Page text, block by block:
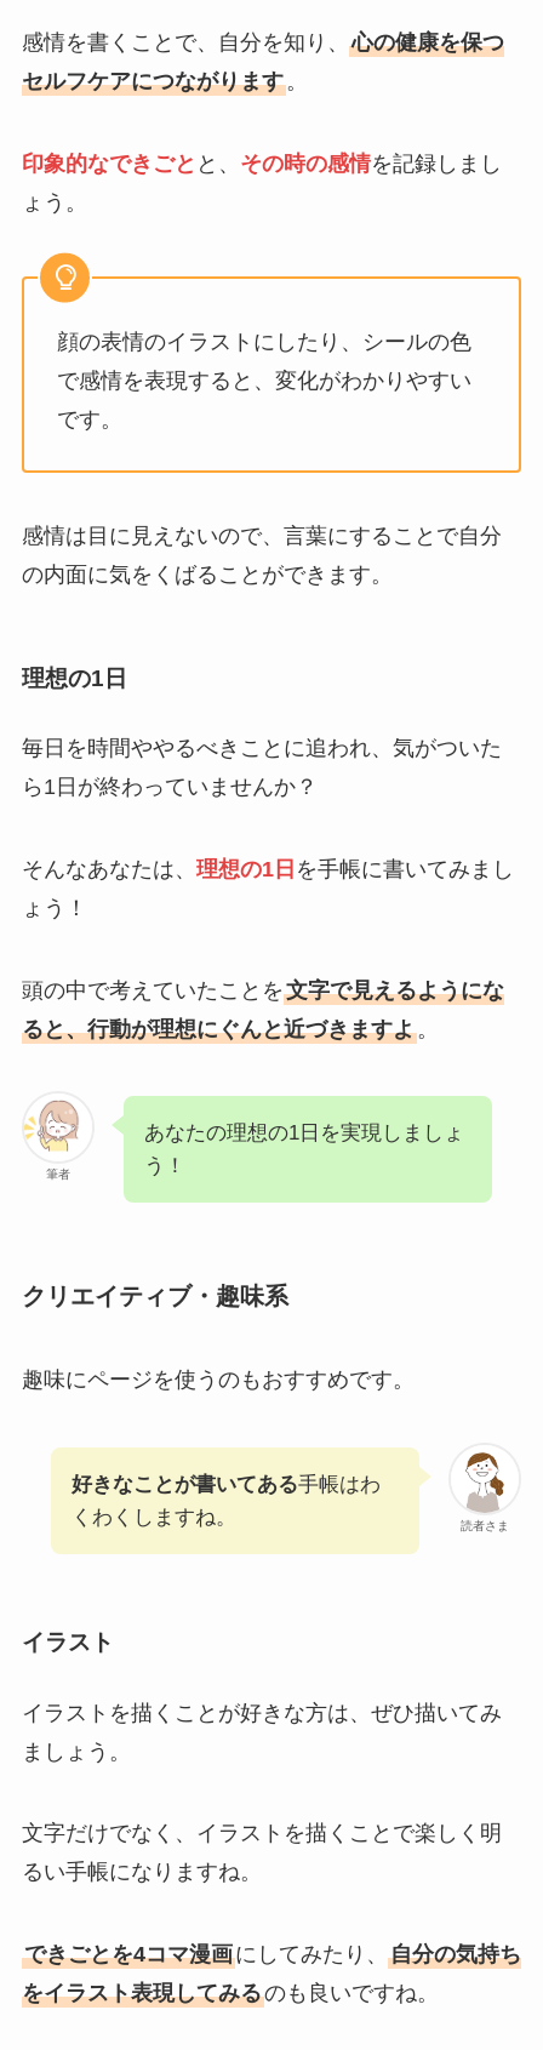
感情を書くことで、自分を知り、 心の健康を保つ
セルフケアにつながります。
印象的なできごと と、 その時の感情を記録しまし
ょう。
顔の表情のイラストにしたり、シールの色
で感情を表現すると、変化がわかりやすい
です。
感情は目に見えないので、言葉にすることで自分
の内面に気をくばることができます。
理想の1日
毎日を時間ややるべきことに追われ、気がついた
ら1日が終わっていませんか？
そんなあなたは、 理想の1日 を手帳に書いてみまし
ょう！
頭の中で考えていたことを文字で見えるようにな
ると、行動が理想にぐんと近づきますよ。
筆者
あなたの理想の1日を実現しましょ
う！
クリエイティブ・趣味系
趣味にページを使うのもおすすめです。
読者さま
好きなことが書いてある手帳はわ
くわくしますね。
イラスト
イラストを描くことが好きな方は、ぜひ描いてみ
ましょう。
文字だけでなく、イラストを描くことで楽しく明
るい手帳になりますね。
できごとを4コマ漫画にしてみたり、 自分の気持ち
をイラスト表現してみるのも良いですね。